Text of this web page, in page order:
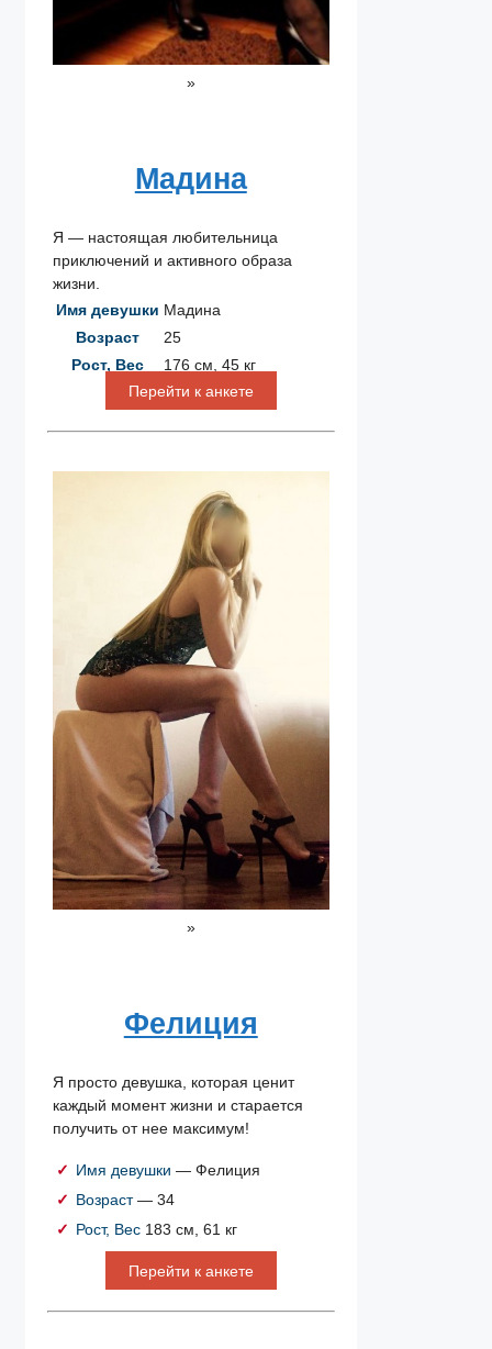
»
Мадина
Я — настоящая любительница
приключений и активного образа
жизни.
Имя девушки Мадина
Возраст
25
Рост, Вес
176 см, 45 кг
Перейти к анкете
»
Фелиция
Я просто девушка, которая ценит
каждый момент жизни и старается
получить от нее максимум!
Имя девушки — Фелиция
Возраст— 34
Рост, Вес 183 см, 61 кг
Перейти к анкете